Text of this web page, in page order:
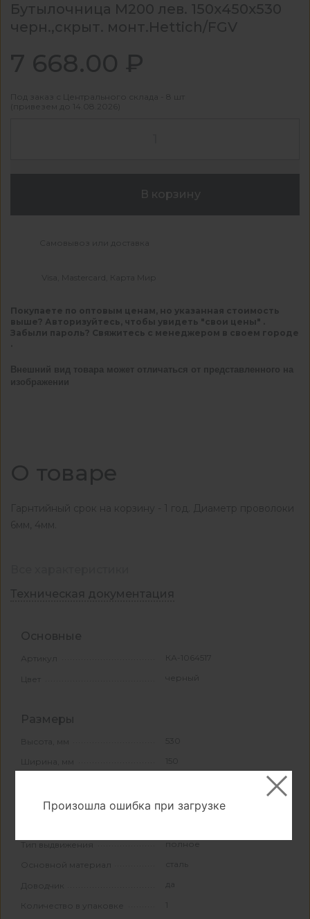
Бутылочница М200 лев. 150х450х530
черн.,скрыт. монт.Hettich/FGV
7 668.00 ₽
Под заказ с Центрального склада - 8 шт
(привезем до 14.08.2026)
В корзину
Самовывоз или доставка
Visa, Mastercard, Карта Мир
Покупаете по оптовым ценам, но указанная стоимость
выше? Авторизуйтесь, чтобы увидеть "свои цены" .
Забыли пароль? Свяжитесь с менеджером в своем городе
Внешний вид товара может отличаться от представленного на
изображении
О товаре
Гарнтийный срок на корзину - 1 год. Диаметр проволоки
6мм, 4мм.
Техническая документация
Основные
Артикул КА-1064517
Цвет черный
Размеры
Высота, мм 530
Ширина, мм 150
Тип выдвижения полное
Основной материал сталь
Доводчик да
Количество в упаковке 1
Произошла ошибка при загрузке